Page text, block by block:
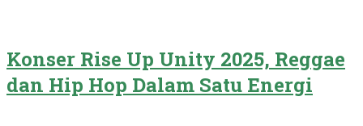
Konser Rise Up Unity 2025, Reggae
dan Hip Hop Dalam Satu Energi